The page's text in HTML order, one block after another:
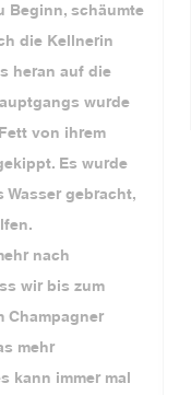
Beginn, schäumte
die Kellnerin
heran auf die
wurde
von ihrem
Es wurde
gebracht,
nach
wir bis zum
Champagner
mehr
kann immer mal